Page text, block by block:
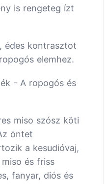
is rengeteg ízt
édes kontrasztot
elemhez.
- A ropogós és
miso szósz köti
öntet
a kesudióvaj,
és friss
fanyar, diós és